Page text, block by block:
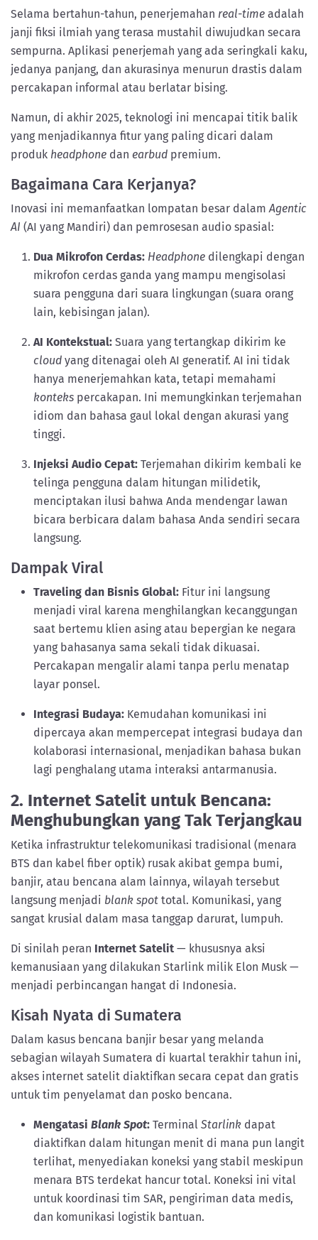
Selama bertahun-tahun, penerjemahan real-time adalah
janji fiksi ilmiah yang terasa mustahil diwujudkan secara
sempurna. Aplikasi penerjemah yang ada seringkali kaku,
jedanya panjang, dan akurasinya menurun drastis dalam
percakapan informal atau berlatar bising.
Namun, di akhir 2025, teknologi ini mencapai titik balik
yang menjadikannya fitur yang paling dicari dalam
produk headphone dan earbud premium.
Bagaimana Cara Kerjanya?
Inovasi ini memanfaatkan lompatan besar dalam Agentic
AI (AI yang Mandiri) dan pemrosesan audio spasial:
Dua Mikrofon Cerdas: Headphone dilengkapi dengan
mikrofon cerdas ganda yang mampu mengisolasi
suara pengguna dari suara lingkungan (suara orang
lain, kebisingan jalan).
AI Kontekstual: Suara yang tertangkap dikirim ke
cloud yang ditenagai oleh AI generatif. AI ini tidak
hanya menerjemahkan kata, tetapi memahami
konteks percakapan. Ini memungkinkan terjemahan
idiom dan bahasa gaul lokal dengan akurasi yang
tinggi.
Injeksi Audio Cepat: Terjemahan dikirim kembali ke
telinga pengguna dalam hitungan milidetik,
menciptakan ilusi bahwa Anda mendengar lawan
bicara berbicara dalam bahasa Anda sendiri secara
langsung.
Dampak Viral
Traveling dan Bisnis Global: Fitur ini langsung
menjadi viral karena menghilangkan kecanggungan
saat bertemu klien asing atau bepergian ke negara
yang bahasanya sama sekali tidak dikuasai.
Percakapan mengalir alami tanpa perlu menatap
layar ponsel.
Integrasi Budaya: Kemudahan komunikasi ini
dipercaya akan mempercepat integrasi budaya dan
kolaborasi internasional, menjadikan bahasa bukan
lagi penghalang utama interaksi antarmanusia.
2. Internet Satelit untuk Bencana:
Menghubungkan yang Tak Terjangkau
Ketika infrastruktur telekomunikasi tradisional (menara
BTS dan kabel fiber optik) rusak akibat gempa bumi,
banjir, atau bencana alam lainnya, wilayah tersebut
langsung menjadi blank spot total. Komunikasi, yang
sangat krusial dalam masa tanggap darurat, lumpuh.
Di sinilah peran Internet Satelit — khususnya aksi
kemanusiaan yang dilakukan Starlink milik Elon Musk —
menjadi perbincangan hangat di Indonesia.
Kisah Nyata di Sumatera
Dalam kasus bencana banjir besar yang melanda
sebagian wilayah Sumatera di kuartal terakhir tahun ini,
akses internet satelit diaktifkan secara cepat dan gratis
untuk tim penyelamat dan posko bencana.
Mengatasi Blank Spot: Terminal Starlink dapat
diaktifkan dalam hitungan menit di mana pun langit
terlihat, menyediakan koneksi yang stabil meskipun
menara BTS terdekat hancur total. Koneksi ini vital
untuk koordinasi tim SAR, pengiriman data medis,
dan komunikasi logistik bantuan.